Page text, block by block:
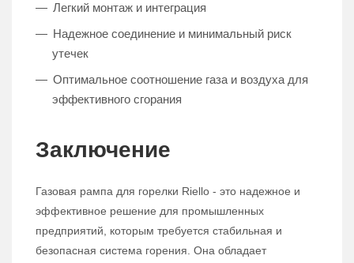
Легкий монтаж и интеграция
Надежное соединение и минимальный риск
утечек
Оптимальное соотношение газа и воздуха для
эффективного сгорания
Заключение
Газовая рампа для горелки Riello - это надежное и
эффективное решение для промышленных
предприятий, которым требуется стабильная и
безопасная система горения. Она обладает